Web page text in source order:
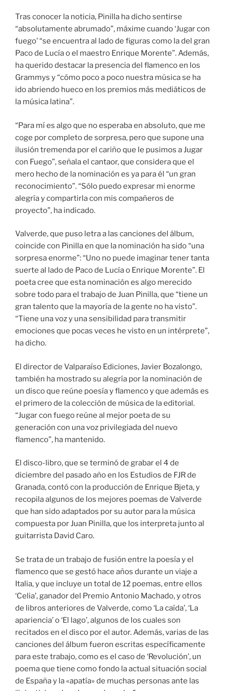
Tras conocer la noticia, Pinilla ha dicho sentirse
“absolutamente abrumado”, máxime cuando ‘Jugar con
fuego’ “se encuentra al lado de figuras como la del gran
Paco de Lucía o el maestro Enrique Morente”. Además,
ha querido destacar la presencia del flamenco en los
Grammys y “cómo poco a poco nuestra música se ha
ido abriendo hueco en los premios más mediáticos de
la música latina”.
“Para mí es algo que no esperaba en absoluto, que me
coge por completo de sorpresa, pero que supone una
ilusión tremenda por el cariño que le pusimos a Jugar
con Fuego”, señala el cantaor, que considera que el
mero hecho de la nominación es ya para él “un gran
reconocimiento”. “Sólo puedo expresar mi enorme
alegría y compartirla con mis compañeros de
proyecto”, ha indicado.
Valverde, que puso letra a las canciones del álbum,
coincide con Pinilla en que la nominación ha sido “una
sorpresa enorme”: “Uno no puede imaginar tener tanta
suerte al lado de Paco de Lucía o Enrique Morente”. El
poeta cree que esta nominación es algo merecido
sobre todo para el trabajo de Juan Pinilla, que “tiene un
gran talento que la mayoría de la gente no ha visto”.
“Tiene una voz y una sensibilidad para transmitir
emociones que pocas veces he visto en un intérprete”,
ha dicho.
El director de Valparaíso Ediciones, Javier Bozalongo,
también ha mostrado su alegría por la nominación de
un disco que reúne poesía y flamenco y que además es
el primero de la colección de música de la editorial.
“Jugar con fuego reúne al mejor poeta de su
generación con una voz privilegiada del nuevo
flamenco”, ha mantenido.
El disco-libro, que se terminó de grabar el 4 de
diciembre del pasado año en los Estudios de FJR de
Granada, contó con la producción de Enrique Bjeta, y
recopila algunos de los mejores poemas de Valverde
que han sido adaptados por su autor para la música
compuesta por Juan Pinilla, que los interpreta junto al
guitarrista David Caro.
Se trata de un trabajo de fusión entre la poesía y el
flamenco que se gestó hace años durante un viaje a
Italia, y que incluye un total de 12 poemas, entre ellos
‘Celia’, ganador del Premio Antonio Machado, y otros
de libros anteriores de Valverde, como ‘La caída’, ‘La
apariencia’ o ‘El lago’, algunos de los cuales son
recitados en el disco por el autor. Además, varias de las
canciones del álbum fueron escritas específicamente
para este trabajo, como es el caso de ‘Revolución’, un
poema que tiene como fondo la actual situación social
de España y la «apatía» de muchas personas ante las